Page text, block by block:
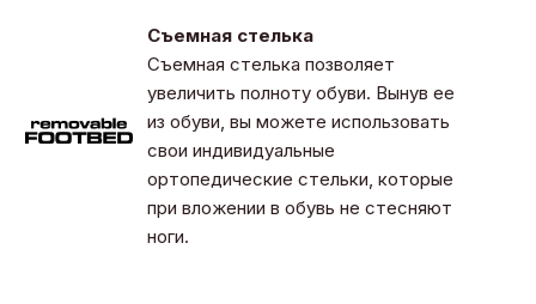
Съемная стелька
Съемная стелька позволяет
увеличить полноту обуви. Вынув ее
из обуви, вы можете использовать
свои индивидуальные
ортопедические стельки, которые
при вложении в обувь не стесняют
ноги.